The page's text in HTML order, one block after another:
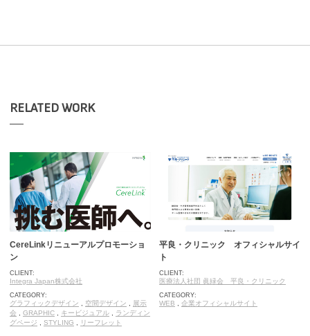
RELATED WORK
CereLinkリニューアルプロモーショ
ン
CLIENT:
Integra Japan株式会社
CATEGORY:
グラフィックデザイン , 空間デザイン , 展示
会 , GRAPHIC , キービジュアル , ランディン
グページ , STYLING , リーフレット
平良・クリニック オフィシャルサイ
ト
CLIENT:
医療法人社団 眞緑会 平良・クリニック
CATEGORY:
WEB , 企業オフィシャルサイト